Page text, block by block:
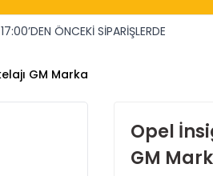
ÖNCEKİ SİPARİŞLERDE
GM Marka
Opel
GM